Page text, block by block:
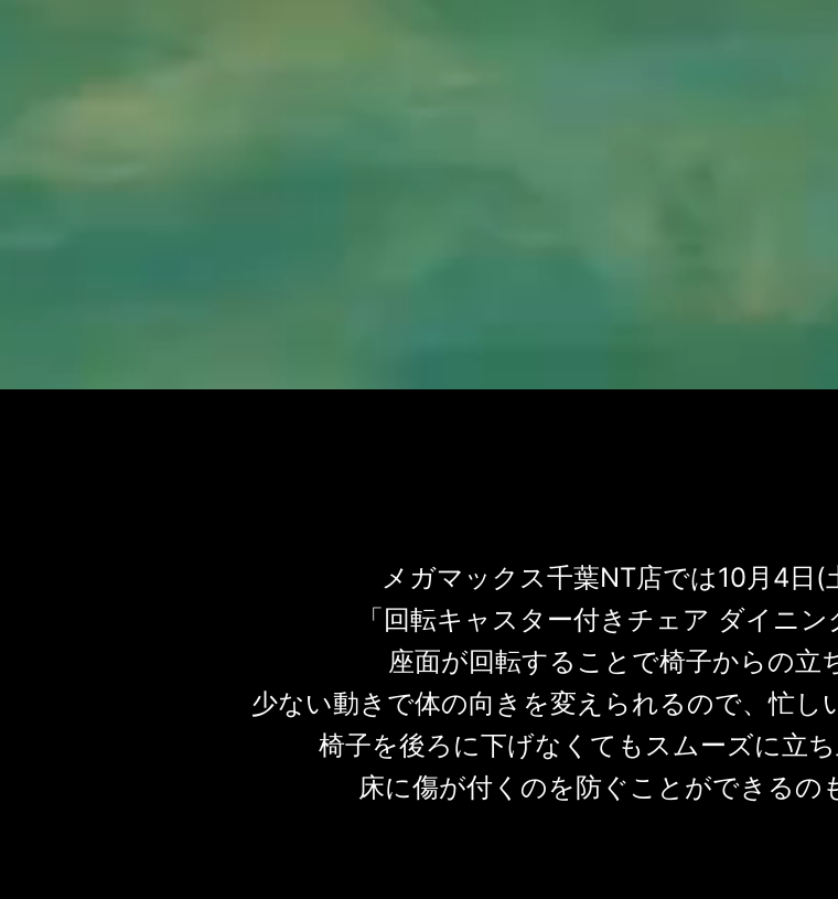
メガマックス千葉NT店では10月4日(
「回転キャスター付きチェア ダイニン
座面が回転することで椅子からの立
少ない動きで体の向きを変えられるので、忙し
椅子を後ろに下げなくてもスムーズに立
床に傷が付くのを防ぐことができるの